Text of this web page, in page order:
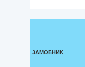
ЗАМОВНИК